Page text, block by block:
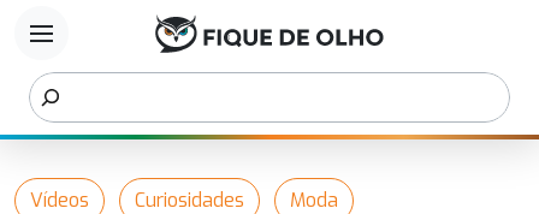
menu
Vídeos Curiosidades Moda